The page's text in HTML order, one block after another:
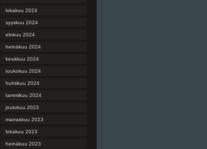
lokakuu 2024
syyskuu 2024
elokuu 2024
heinäkuu 2024
kesäkuu 2024
toukokuu 2024
huhtikuu 2024
tammikuu 2024
joulukuu 2023
marraskuu 2023
lokakuu 2023
heinäkuu 2023